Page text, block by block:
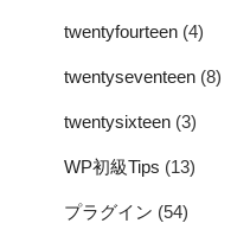
twentyfourteen (4)
twentyseventeen (8)
twentysixteen (3)
WP初級Tips (13)
プラグイン (54)